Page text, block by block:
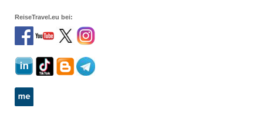
ReiseTravel.eu bei: